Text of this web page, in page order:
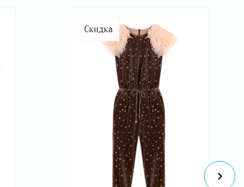
Скидка